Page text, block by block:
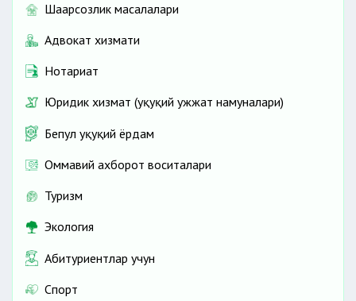
Шаҳарсозлик масалалари
Адвокат хизмати
Нотариат
Юридик хизмат (ҳуқуқий ҳужжат намуналари)
Бепул ҳуқуқий ёрдам
Оммавий ахборот воситалари
Туризм
Экология
Абитуриентлар учун
Спорт